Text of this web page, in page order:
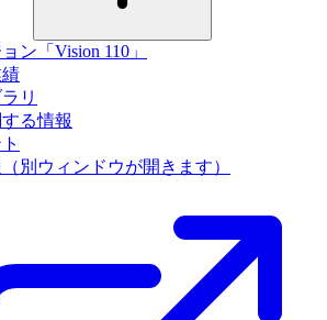
ン「Vision 110」
リ
る情報
（別ウィンドウが開きます）